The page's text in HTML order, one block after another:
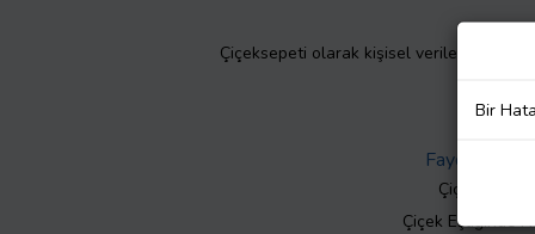
Çiçeksepeti olarak kişisel verilerinizin
Faydalı Bilgiler
Çiçek Bakımı
Çiçek Eşliğinde
Bir